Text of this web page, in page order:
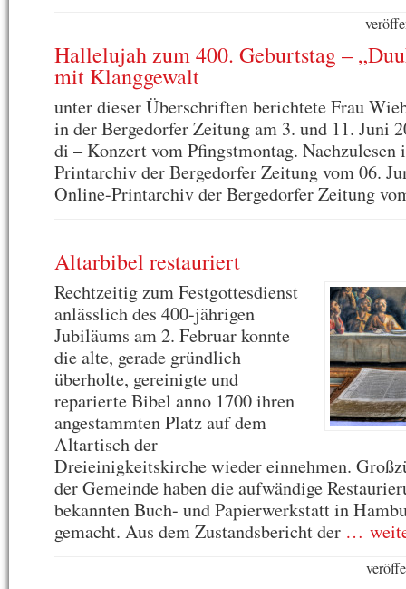
Hallelujah zum 400. Geburtstag –
mit Klanggewalt
unter dieser Überschriften berichtete Frau
in der Bergedorfer Zeitung am 3. und 11. Juni
di – Konzert vom Pfingstmontag.
Printarchiv der Bergedorfer Zeitung vom 06.
Online-Printarchiv der Bergedorfer Zeitung
Altarbibel restauriert
Rechtzeitig zum Festgottesdienst
anlässlich des 400-jährigen
Jubiläums am 2. Februar konnte
die alte, gerade gründlich
überholte, gereinigte und
reparierte Bibel anno 1700 ihren
angestammten Platz auf dem
Altartisch der
Dreieinigkeitskirche wieder einnehmen.
der Gemeinde haben die aufwändige
bekannten Buch- und Papierwerkstatt in
gemacht. Aus dem Zustandsbericht der …